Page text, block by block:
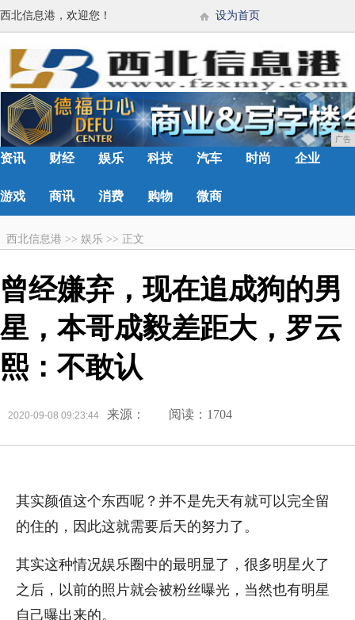
西北信息港，欢迎您！ 设为首页
广告
资讯 财经 娱乐 科技 汽车 时尚 企业
游戏 商讯 消费 购物 微商
西北信息港 >> 娱乐 >> 正文
曾经嫌弃，现在追成狗的男
星，本哥成毅差距大，罗云
熙：不敢认
2020-09-08 09:23:44 来源： 阅读：1704
其实颜值这个东西呢？并不是先天有就可以完全留
的住的，因此这就需要后天的努力了。
其实这种情况娱乐圈中的最明显了，很多明星火了
之后，以前的照片就会被粉丝曝光，当然也有明星
自己曝出来的。